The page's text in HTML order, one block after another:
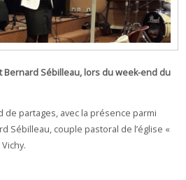
Bernard Sébilleau, lors du week-end du
de partages, avec la présence parmi
Sébilleau, couple pastoral de l’église «